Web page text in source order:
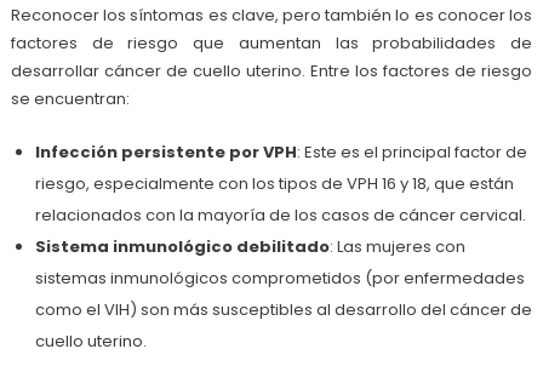
Reconocer los síntomas es clave, pero también lo es conocer los
factores de riesgo que aumentan las probabilidades de
desarrollar cáncer de cuello uterino. Entre los factores de riesgo
se encuentran:
Infección persistente por VPH: Este es el principal factor de
riesgo, especialmente con los tipos de VPH 16 y 18, que están
relacionados con la mayoría de los casos de cáncer cervical.
Sistema inmunológico debilitado: Las mujeres con
sistemas inmunológicos comprometidos (por enfermedades
como el VIH) son más susceptibles al desarrollo del cáncer de
cuello uterino.